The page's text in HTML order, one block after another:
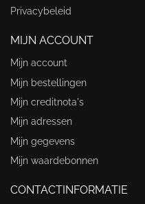
Privacybeleid
MIJN ACCOUNT
Mijn account
Mijn bestellingen
Mijn creditnota's
Mijn adressen
Mijn gegevens
Mijn waardebonnen
CONTACTINFORMATIE